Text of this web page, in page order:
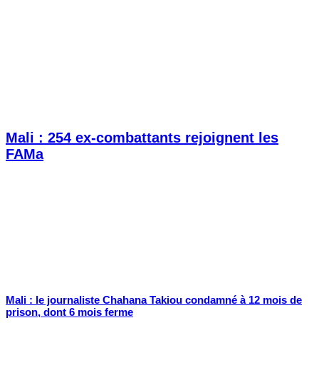
Mali : 254 ex-combattants rejoignent les
FAMa
Mali : le journaliste Chahana Takiou condamné à 12 mois de
prison, dont 6 mois ferme